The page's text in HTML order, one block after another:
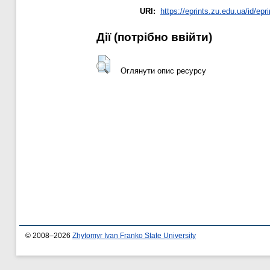
URI:
https://eprints.zu.edu.ua/id/
Дії ​​(потрібно ввійти)
Оглянути опис ресурсу
© 2008–2026 Zhytomyr Ivan Franko State University